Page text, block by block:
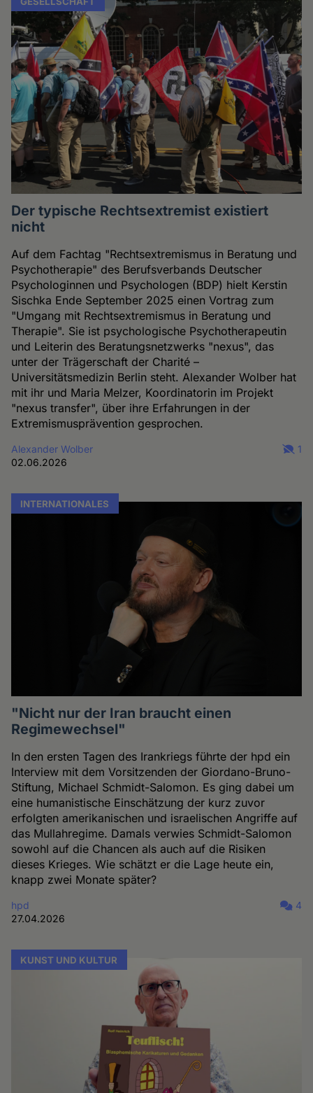
Der typische Rechtsextremist existiert
nicht
Auf dem Fachtag "Rechtsextremismus in Beratung und
Psychotherapie" des Berufsverbands Deutscher
Psychologinnen und Psychologen (BDP) hielt Kerstin
Sischka Ende September 2025 einen Vortrag zum
"Umgang mit Rechtsextremismus in Beratung und
Therapie". Sie ist psychologische Psychotherapeutin
und Leiterin des Beratungsnetzwerks "nexus", das
unter der Trägerschaft der Charité –
Universitätsmedizin Berlin steht. Alexander Wolber hat
mit ihr und Maria Melzer, Koordinatorin im Projekt
"nexus transfer", über ihre Erfahrungen in der
Extremismusprävention gesprochen.
Alexander Wolber
02.06.2026
1
INTERNATIONALES
"Nicht nur der Iran braucht einen
Regimewechsel"
In den ersten Tagen des Irankriegs führte der hpd ein
Interview mit dem Vorsitzenden der Giordano-Bruno-
Stiftung, Michael Schmidt-Salomon. Es ging dabei um
eine humanistische Einschätzung der kurz zuvor
erfolgten amerikanischen und israelischen Angriffe auf
das Mullahregime. Damals verwies Schmidt-Salomon
sowohl auf die Chancen als auch auf die Risiken
dieses Krieges. Wie schätzt er die Lage heute ein,
knapp zwei Monate später?
hpd
27.04.2026
4
KUNST UND KULTUR